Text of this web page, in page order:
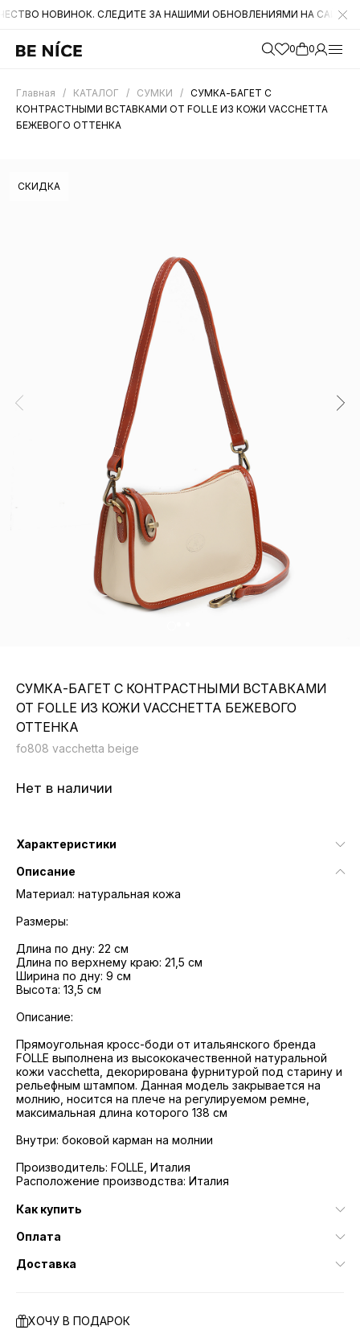
СЛЕДИТЕ ЗА НАШИМИ ОБНОВЛЕНИЯМИ НА САЙТЕ. А
0 0
Главная / КАТАЛОГ / СУМКИ / СУМКА-БАГЕТ С
КОНТРАСТНЫМИ ВСТАВКАМИ ОТ FOLLE ИЗ КОЖИ VACCHETTA
БЕЖЕВОГО ОТТЕНКА
СКИДКА
СУМКА-БАГЕТ С КОНТРАСТНЫМИ ВСТАВКАМИ
ОТ FOLLE ИЗ КОЖИ VACCHETTA БЕЖЕВОГО
ОТТЕНКА
fo808 vacchetta beige
Нет в наличии
Характеристики
Описание
Материал: натуральная кожа
Размеры:
Длина по дну: 22 см
Длина по верхнему краю: 21,5 см
Ширина по дну: 9 см
Высота: 13,5 см
Описание:
Прямоугольная кросс-боди от итальянского бренда
FOLLE выполнена из высококачественной натуральной
кожи vacchetta, декорирована фурнитурой под старину и
рельефным штампом. Данная модель закрывается на
молнию, носится на плече на регулируемом ремне,
максимальная длина которого 138 см
Внутри: боковой карман на молнии
Производитель: FOLLE, Италия
Расположение производства: Италия
Как купить
Оплата
Доставка
ХОЧУ В ПОДАРОК